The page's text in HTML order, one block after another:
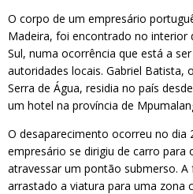
O corpo de um empresário
Madeira, foi encontrado no interior
Sul, numa ocorrência que está a
autoridades locais. Gabriel Batista,
Serra de Água, residia no país
um hotel na província de
O desaparecimento ocorreu no dia
empresário se dirigiu de carro para
atravessar um pontão submerso.
arrastado a viatura para uma zona